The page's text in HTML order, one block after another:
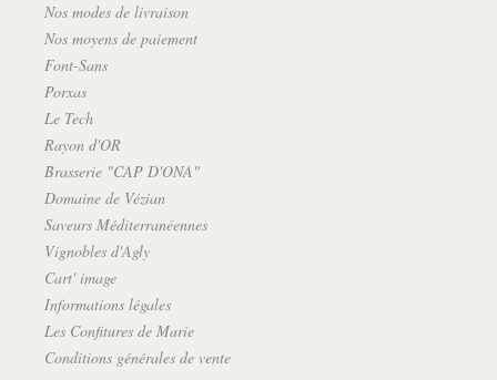
Nos modes de livraison
Nos moyens de paiement
Font-Sans
Porxas
Le Tech
Rayon d'OR
Brasserie "CAP D'ONA"
Domaine de Vézian
Saveurs Méditerranéennes
Vignobles d'Agly
Cart' image
Informations légales
Les Confitures de Marie
Conditions générales de vente